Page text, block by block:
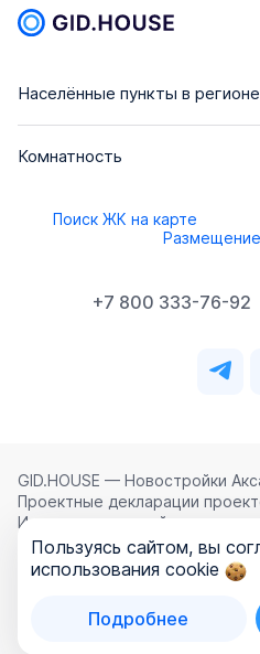
Населённые пункты в регионе
Комнатность
Поиск ЖК на карте
+7 800 333-76-92
GID.HOUSE — Новостройки
Проектные декларации
Использование сайта означает
соглашением ,Политикой
Политикой обработки
ООО «ГИД.ХАУЗ»
Пользуясь сайтом, вы
использования cookie
Подробнее